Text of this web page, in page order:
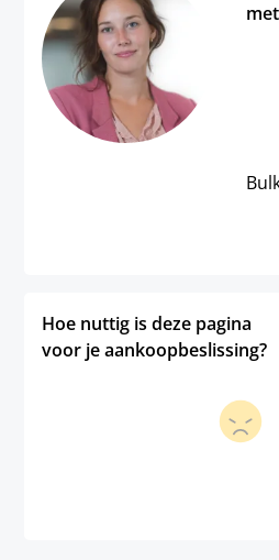
Hoe nuttig is deze pagina
voor je aankoopbeslissing?